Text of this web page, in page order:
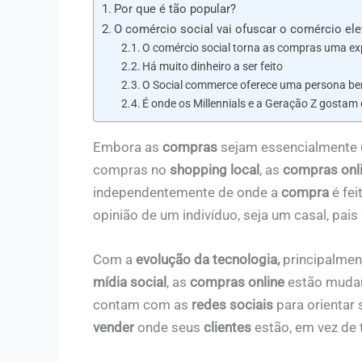
Por que é tão popular?
O comércio social vai ofuscar o comércio
O comércio social torna as compras uma
Há muito dinheiro a ser feito
O Social commerce oferece uma persona
É onde os Millennials e a Geração Z
Embora as compras sejam
compras no shopping local, as compras
independentemente de onde a compra é
opinião de um indivíduo, seja um casal,
Com a evolução da tecnologia,
mídia social, as compras onlineestão
contam com as redes sociaispara orientar
venderonde seus clientes estão, em vez